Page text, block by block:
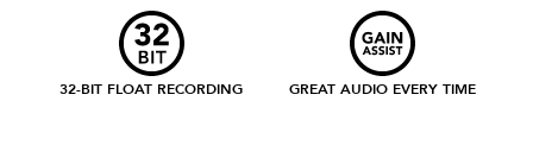
32-BIT FLOAT RECORDING GREAT AUDIO EVERY TIME